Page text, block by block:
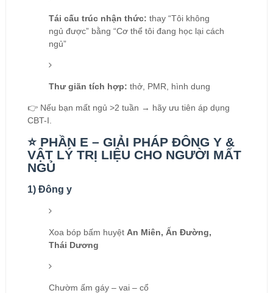
Tái cấu trúc nhận thức: thay “Tôi không
ngủ được” bằng “Cơ thể tôi đang học lại cách
ngủ”
Thư giãn tích hợp: thở, PMR, hình dung
👉 Nếu bạn mất ngủ >2 tuần → hãy ưu tiên áp dụng
CBT-I.
⭐ PHẦN E – GIẢI PHÁP ĐÔNG Y &
VẬT LÝ TRỊ LIỆU CHO NGƯỜI MẤT
NGỦ
1) Đông y
Xoa bóp bấm huyệt An Miên, Ấn Đường,
Thái Dương
Chườm ấm gáy – vai – cổ